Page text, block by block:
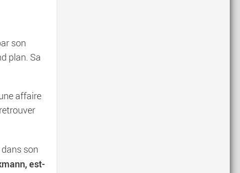
son
plan. Sa
affaire
son
est-